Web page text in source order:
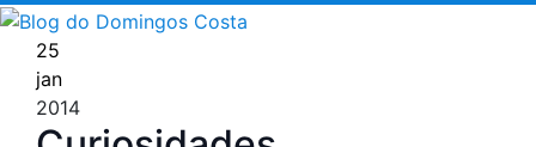
Pular
para
conteúdo
25
jan
2014